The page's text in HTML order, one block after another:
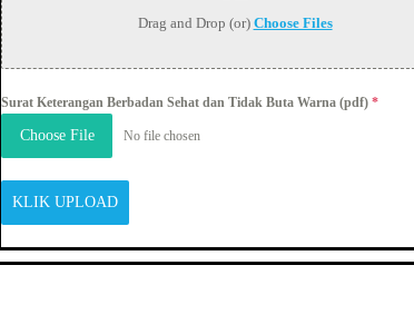
Drag and Drop (or) Choose Files
Surat Keterangan Berbadan Sehat dan Tidak Buta Warna (pdf)*
Choose File No file chosen
KLIK UPLOAD